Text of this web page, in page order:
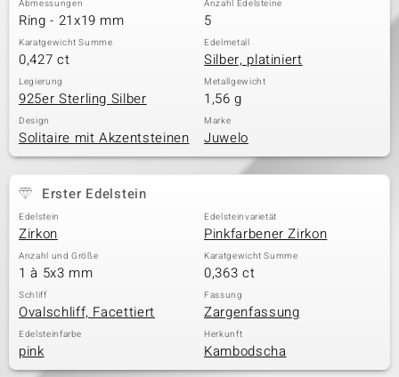
Abmessungen
Ring - 21x19 mm
Anzahl Edelsteine
5
Karatgewicht Summe
0,427 ct
Edelmetall
Silber, platiniert
Legierung
925er Sterling Silber
Metallgewicht
1,56 g
Design
Solitaire mit Akzentsteinen
Marke
Juwelo
Erster Edelstein
Edelstein
Zirkon
Edelsteinvarietät
Pinkfarbener Zirkon
Anzahl und Größe
1 à 5x3 mm
Karatgewicht Summe
0,363 ct
Schliff
Ovalschliff, Facettiert
Fassung
Zargenfassung
Edelsteinfarbe
pink
Herkunft
Kambodscha